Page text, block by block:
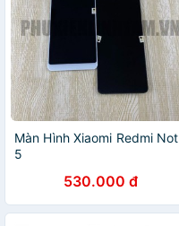
Màn Hình Xiaomi Redmi
5
530.000 đ